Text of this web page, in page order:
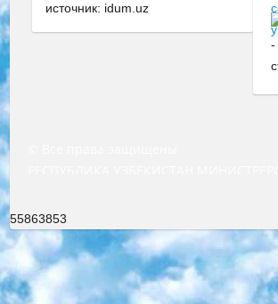
источник: idum.uz
55863853